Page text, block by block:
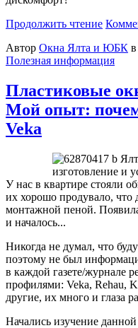
Продолжить чтение
Автор Окна Ялта и ЮБК в
Полезная информация
Пластиковые
Мой опыт:
Veka
У нас в квартире стояли
их хорошо продувало,
монтажной пеной.
и началось...
Никогда не думал, что
поэтому не был
в каждой газете/журнале
профилями: Veka, Rehau,
другие, их много и глаза
Начались изучение